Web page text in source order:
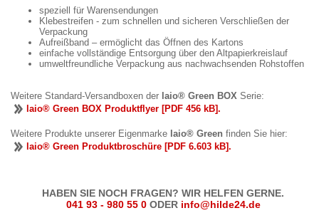
speziell für Warensendungen
Klebestreifen - zum schnellen und sicheren Verschließen der
Verpackung
Aufreißband – ermöglicht das Öffnen des Kartons
einfache vollständige Entsorgung über den Altpapierkreislauf
umweltfreundliche Verpackung aus nachwachsenden Rohstoffen
Weitere Standard-Versandboxen der laio® Green BOX Serie:
laio® Green BOX Produktflyer [PDF 456 kB].
Weitere Produkte unserer Eigenmarke laio® Green finden Sie hier:
laio® Green Produktbroschüre [PDF 6.603 kB].
HABEN SIE NOCH FRAGEN? WIR HELFEN GERNE.
041 93 - 980 55 0 ODER info@hilde24.de